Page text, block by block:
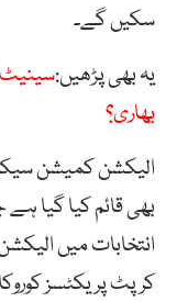
سکیں گے۔
یہ بھی پڑھیں:سینیٹ
بھاری؟
الیکشن کمیشن
کرپٹ پریکٹسز